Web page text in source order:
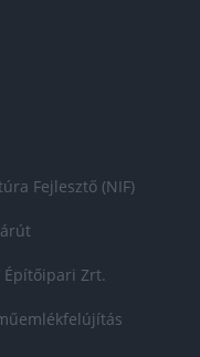
Fejlesztő (NIF)
Építőipari Zrt.